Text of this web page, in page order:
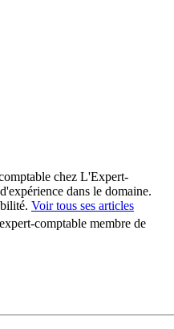
chez L'Expert-
dans le domaine.
Voir tous ses articles
comptable membre de